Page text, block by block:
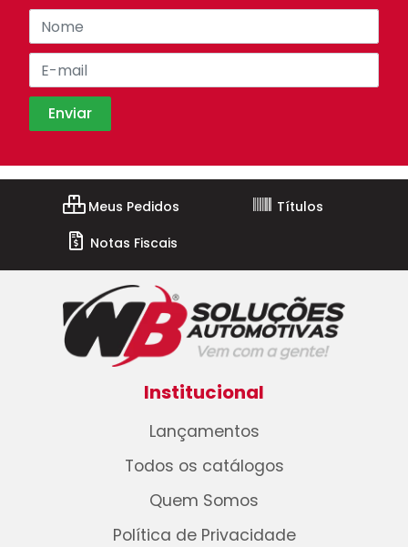
Meus Pedidos
Títulos
Notas Fiscais
Institucional
Lançamentos
Todos os catálogos
Quem Somos
Política de Privacidade